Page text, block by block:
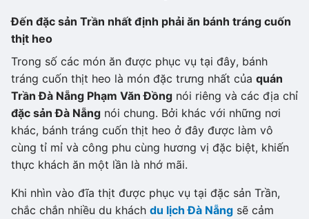
Đến đặc sản Trần nhất định phải ăn bánh tráng cuốn
thịt heo
Trong số các món ăn được phục vụ tại đây, bánh
tráng cuốn thịt heo là món đặc trưng nhất của quán
Trần Đà Nẵng Phạm Văn Đồng nói riêng và các địa chỉ
đặc sản Đà Nẵng nói chung. Bởi khác với những nơi
khác, bánh tráng cuốn thịt heo ở đây được làm vô
cùng tỉ mỉ và công phu cùng hương vị đặc biệt, khiến
thực khách ăn một lần là nhớ mãi.
Khi nhìn vào đĩa thịt được phục vụ tại đặc sản Trần,
chắc chắn nhiều du khách du lịch Đà Nẵng sẽ cảm